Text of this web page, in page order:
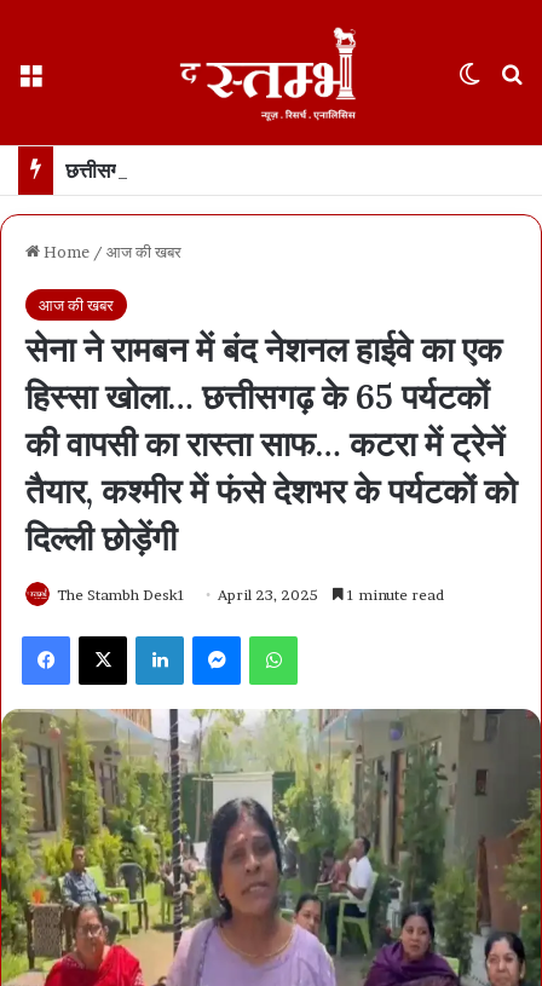
Home / आज की खबर
आज की खबर
सेना ने रामबन में बंद नेशनल हाईवे का एक
हिस्सा खोला… छत्तीसगढ़ के 65 पर्यटकों
की वापसी का रास्ता साफ… कटरा में ट्रेनें
तैयार, कश्मीर में फंसे देशभर के पर्यटकों को
दिल्ली छोड़ेंगी
The Stambh Desk1 April 23, 2025 1 minute read
Facebook X LinkedIn